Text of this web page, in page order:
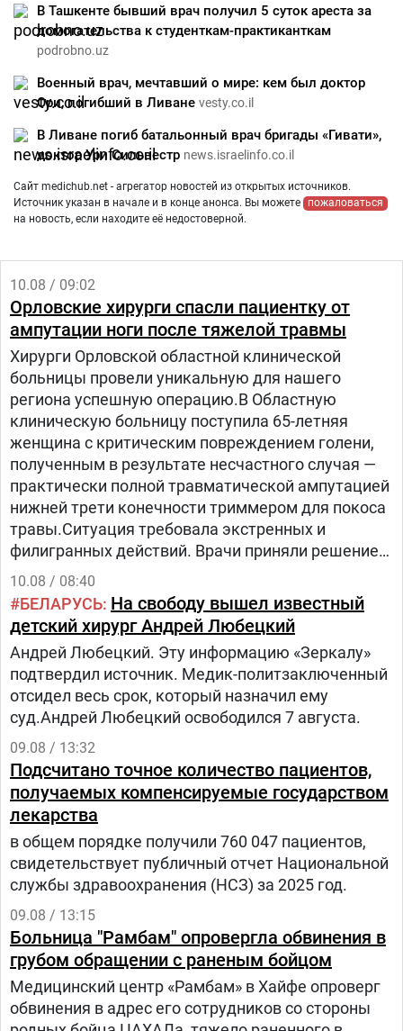
В Ташкенте бывший врач получил 5 суток ареста за
домогательства к студенткам-практиканткам
podrobno.uz
Военный врач, мечтавший о мире: кем был доктор
Ори, погибший в Ливане vesty.co.il
В Ливане погиб батальонный врач бригады «Гивати»,
доктор Ури Сильвестр news.israelinfo.co.il
Сайт medichub.net - агрегатор новостей из открытых источников.
Источник указан в начале и в конце анонса. Вы можете
пожаловаться
на новость, если находите её недостоверной.
10.08 / 09:02
Орловские хирурги спасли пациентку от
ампутации ноги после тяжелой травмы
Хирурги Орловской областной клинической
больницы провели уникальную для нашего
региона успешную операцию.В Областную
клиническую больницу поступила 65-летняя
женщина с критическим повреждением голени,
полученным в результате несчастного случая —
практически полной травматической ампутацией
нижней трети конечности триммером для покоса
травы.Ситуация требовала экстренных и
филигранных действий. Врачи приняли решение
бороться за сохранение ноги, несмотря на
сложность повреждений, стопа держалась на
единственном кожном лоскуте по задней
поверхности голени.
10.08 / 08:40
БЕЛАРУСЬ На свободу вышел известный
детский хирург Андрей Любецкий
Андрей Любецкий. Эту информацию «Зеркалу»
подтвердил источник. Медик-политзаключенный
отсидел весь срок, который назначил ему
суд.Андрей Любецкий освободился 7 августа.
09.08 / 13:32
Подсчитано точное количество пациентов,
получаемых компенсируемые государством
лекарства
в общем порядке получили 760 047 пациентов,
свидетельствует публичный отчет Национальной
службы здравоохранения (НСЗ) за 2025 год.
09.08 / 13:15
Больница "Рамбам" опровергла обвинения в
грубом обращении с раненым бойцом
Медицинский центр «Рамбам» в Хайфе опроверг
обвинения в адрес его сотрудников со стороны